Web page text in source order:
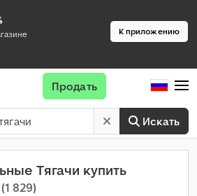
К приложению
Искать
Продать
Тягачи купить
(1 829)